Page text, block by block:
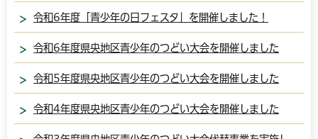
令和6年度「青少年の日フェスタ」を開催しました！
令和6年度県央地区青少年のつどい大会を開催しました
令和5年度県央地区青少年のつどい大会を開催しました
令和4年度県央地区青少年のつどい大会を開催しました